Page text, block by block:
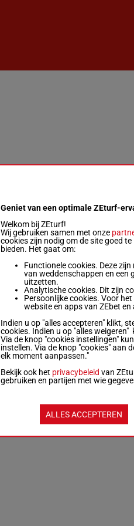
Geniet van een optimale ZEturf-
Welkom bij ZEturf!
Wij gebruiken samen met onze
cookies zijn nodig om de site goed
bieden. Het gaat om:
Functionele cookies. Deze
van weddenschappen en een
uitzetten.
Analytische cookies. Dit zijn
Persoonlijke cookies. Voor
website en apps van ZEbet
Indien u op "alles accepteren" klikt,
cookies. Indien u op "alles
Via de knop "cookies instellingen"
instellen. Via de knop "cookies" aan
elk moment aanpassen."
Bekijk ook het privacybeleid van
gebruiken en partijen met wie
ALLES ACCEPTEREN